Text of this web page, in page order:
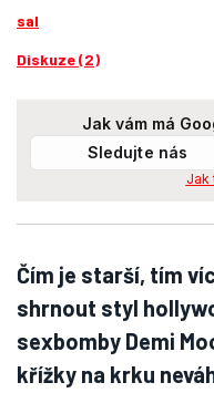
sal
Diskuze (2)
Jak vám má
Sledujte nás
Jak
Čím je starší, tím
shrnout styl
sexbomby Demi
křížky na krku